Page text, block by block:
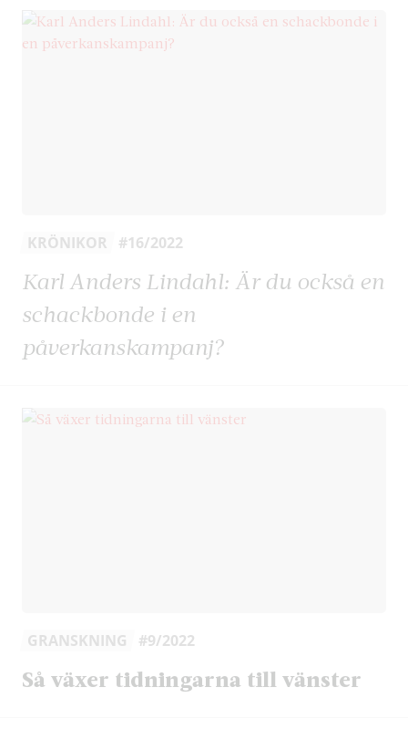
KRÖNIKOR #16/2022
Karl Anders Lindahl: Är du också en
schackbonde i en
påverkanskampanj?
GRANSKNING #9/2022
Så växer tidningarna till vänster